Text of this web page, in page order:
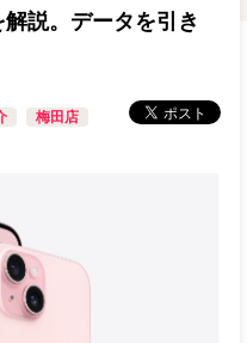
説。データを引き
梅田店